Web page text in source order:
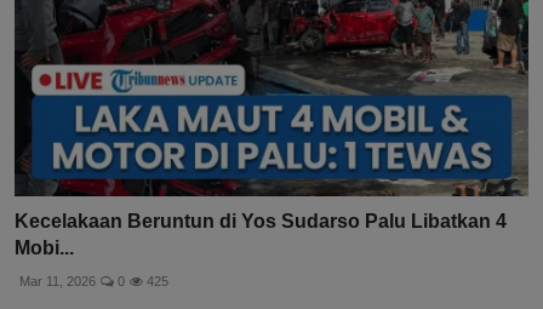
Kecelakaan Beruntun di Yos Sudarso Palu Libatkan 4
Mobi...
Mar 11, 2026 0 425